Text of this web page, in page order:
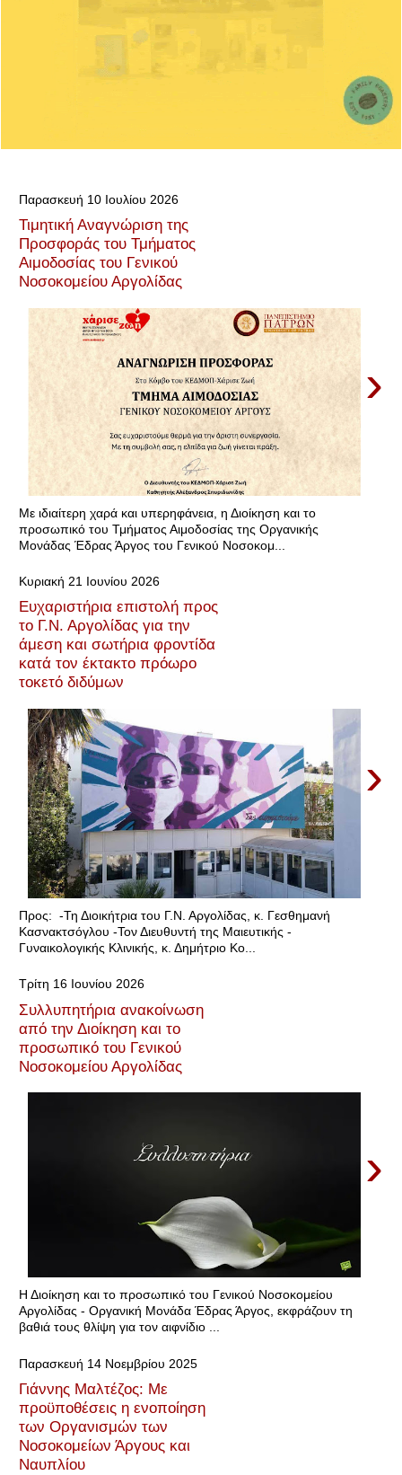
Παρασκευή 10 Ιουλίου 2026
Τιμητική Αναγνώριση της
Προσφοράς του Τμήματος
Αιμοδοσίας του Γενικού
Νοσοκομείου Αργολίδας
›
Με ιδιαίτερη χαρά και υπερηφάνεια, η Διοίκηση και το
προσωπικό του Τμήματος Αιμοδοσίας της Οργανικής
Μονάδας Έδρας Άργος του Γενικού Νοσοκομ...
Κυριακή 21 Ιουνίου 2026
Ευχαριστήρια επιστολή προς
το Γ.Ν. Αργολίδας για την
άμεση και σωτήρια φροντίδα
κατά τον έκτακτο πρόωρο
τοκετό διδύμων
›
Προς: -Τη Διοικήτρια του Γ.Ν. Αργολίδας, κ. Γεσθημανή
Κασνακτσόγλου -Τον Διευθυντή της Μαιευτικής -
Γυναικολογικής Κλινικής, κ. Δημήτριο Κο...
Τρίτη 16 Ιουνίου 2026
Συλλυπητήρια ανακοίνωση
από την Διοίκηση και το
προσωπικό του Γενικού
Νοσοκομείου Αργολίδας
›
Η Διοίκηση και το προσωπικό του Γενικού Νοσοκομείου
Αργολίδας - Οργανική Μονάδα Έδρας Άργος, εκφράζουν τη
βαθιά τους θλίψη για τον αιφνίδιο ...
Παρασκευή 14 Νοεμβρίου 2025
Γιάννης Μαλτέζος: Με
προϋποθέσεις η ενοποίηση
των Οργανισμών των
Νοσοκομείων Άργους και
Ναυπλίου